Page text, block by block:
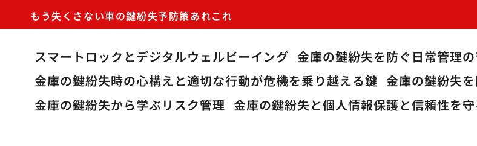
もう失くさない車の鍵紛失予防策あれこれ
スマートロックとデジタルウェルビーイング 金庫の鍵紛失を防ぐ日常管理
金庫の鍵紛失時の心構えと適切な行動が危機を乗り越える鍵 金庫の鍵紛失
金庫の鍵紛失から学ぶリスク管理 金庫の鍵紛失と個人情報保護と信頼性を